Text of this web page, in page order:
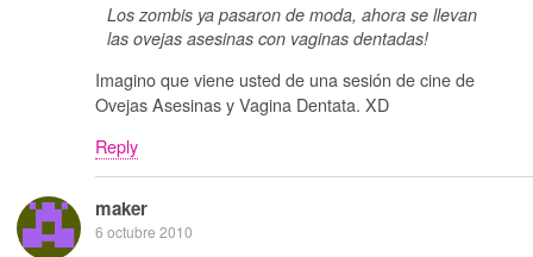
Los zombis ya pasaron de moda, ahora se llevan
las ovejas asesinas con vaginas dentadas!
Imagino que viene usted de una sesión de cine de
Ovejas Asesinas y Vagina Dentata. XD
Reply
maker
6 octubre 2010